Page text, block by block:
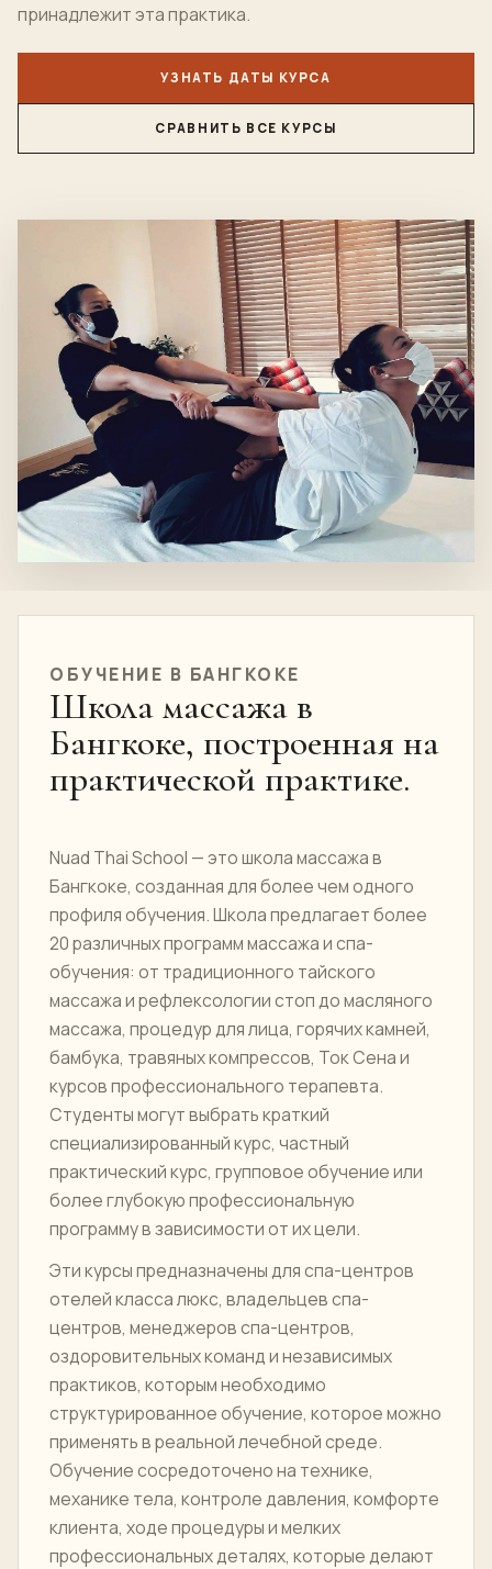
принадлежит эта практика.
УЗНАТЬ ДАТЫ КУРСА
СРАВНИТЬ ВСЕ КУРСЫ
ОБУЧЕНИЕ В БАНГКОКЕ
Школа массажа в
Бангкоке, построенная на
практической практике.
Nuad Thai School — это школа массажа в
Бангкоке, созданная для более чем одного
профиля обучения. Школа предлагает более
20 различных программ массажа и спа-
обучения: от традиционного тайского
массажа и рефлексологии стоп до масляного
массажа, процедур для лица, горячих камней,
бамбука, травяных компрессов, Ток Сена и
курсов профессионального терапевта.
Студенты могут выбрать краткий
специализированный курс, частный
практический курс, групповое обучение или
более глубокую профессиональную
программу в зависимости от их цели.
Эти курсы предназначены для спа-центров
отелей класса люкс, владельцев спа-
центров, менеджеров спа-центров,
оздоровительных команд и независимых
практиков, которым необходимо
структурированное обучение, которое можно
применять в реальной лечебной среде.
Обучение сосредоточено на технике,
механике тела, контроле давления, комфорте
клиента, ходе процедуры и мелких
профессиональных деталях, которые делают